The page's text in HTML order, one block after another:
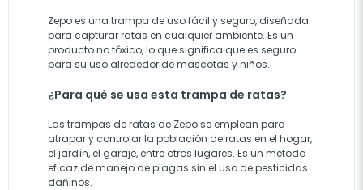
Zepo es una trampa de uso fácil y seguro, diseñada
para capturar ratas en cualquier ambiente. Es un
producto no tóxico, lo que significa que es seguro
para su uso alrededor de mascotas y niños.
¿Para qué se usa esta trampa de ratas?
Las trampas de ratas de Zepo se emplean para
atrapar y controlar la población de ratas en el hogar,
el jardín, el garaje, entre otros lugares. Es un método
eficaz de manejo de plagas sin el uso de pesticidas
dañinos.